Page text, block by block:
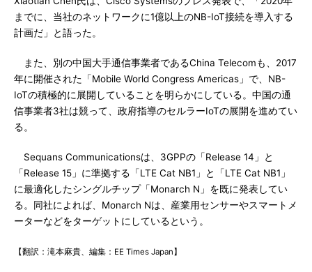
までに、当社のネットワークに1億以上のNB-IoT接続を導入する
計画だ」と語った。
また、別の中国大手通信事業者であるChina Telecomも、2017
年に開催された「Mobile World Congress Americas」で、NB-
IoTの積極的に展開していることを明らかにしている。中国の通
信事業者3社は競って、政府指導のセルラーIoTの展開を進めてい
る。
Sequans Communicationsは、3GPPの「Release 14」と
「Release 15」に準拠する「LTE Cat NB1」と「LTE Cat NB1」
に最適化したシングルチップ「Monarch N」を既に発表してい
る。同社によれば、Monarch Nは、産業用センサーやスマートメ
ーターなどをターゲットにしているという。
【翻訳：滝本麻貴、編集：EE Times Japan】